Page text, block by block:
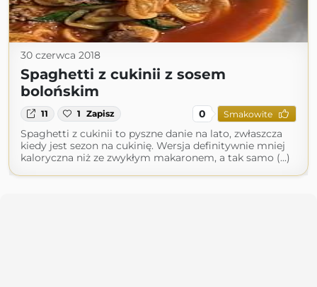
30 czerwca 2018
Spaghetti z cukinii z sosem
bolońskim
11 1 Zapisz 0 Smakowite
Spaghetti z cukinii to pyszne danie na lato, zwłaszcza
kiedy jest sezon na cukinię. Wersja definitywnie mniej
kaloryczna niż ze zwykłym makaronem, a tak samo (...)